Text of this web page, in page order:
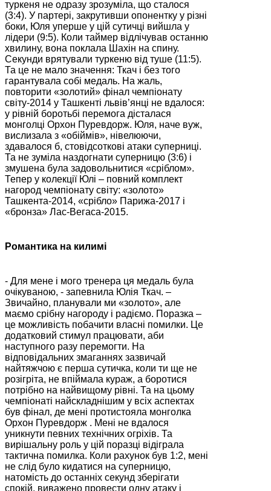
туркеня не одразу зрозуміла, що сталося
(3:4). У партері, закрутивши опонентку у різні
боки, Юля уперше у цій сутичці вийшла у
лідери (9:5). Коли таймер відлічував останню
хвилину, вона поклала Шахін на спину.
Секунди врятували туркеню від туше (11:5).
Та це не мало значення: Ткач і без того
гарантувала собі медаль. На жаль,
повторити «золотий» фінал чемпіонату
світу-2014 у Ташкенті львів’янці не вдалося:
у рівній боротьбі перемога дісталася
монголці Орхон Пуревдорж. Юля, наче вуж,
вислизала з «обіймів», нівелюючи,
здавалося б, стовідсоткові атаки суперниці.
Та не зуміла наздогнати суперницю (3:6) і
змушена була задовольнитися «сріблом».
Тепер у колекції Юлі – повний комплект
нагород чемпіонату світу: «золото»
Ташкента-2014, «срібло» Парижа-2017 і
«бронза» Лас-Вегаса-2015.
Романтика на килимі
- Для мене і мого тренера ця медаль була
очікуваною, - запевнила Юлія Ткач. –
Звичайно, планували ми «золото», але
маємо срібну нагороду і радіємо. Поразка –
це можливість побачити власні помилки. Це
додатковий стимул працювати, аби
наступного разу перемогти. На
відповідальних змаганнях зазвичай
найтяжчою є перша сутичка, коли ти ще не
розігріта, не впіймала кураж, а боротися
потрібно на найвищому рівні. Та на цьому
чемпіонаті найскладнішим у всіх аспектах
був фінал, де мені протистояла монголка
Орхон Пуревдорж . Мені не вдалося
уникнути певних технічних огріхів. Та
вирішальну роль у цій поразці відіграла
тактична помилка. Коли рахунок був 1:2, мені
не слід було кидатися на суперницю,
натомість до останніх секунд зберігати
спокій, виважено провести одну атаку і